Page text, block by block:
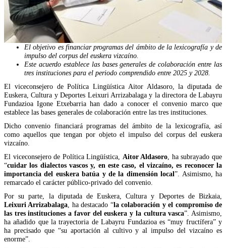
El objetivo es financiar programas del ámbito de la lexicografía y de
impulso del corpus del euskera vizcaíno.
Este acuerdo establece las bases generales de colaboración entre las
tres instituciones para el periodo comprendido entre 2025 y 2028.
El viceconsejero de Política Lingüística Aitor Aldasoro, la diputada de
Euskera, Cultura y Deportes Leixuri Arrizabalaga y la directora de Labayru
Fundazioa Igone Etxebarria han dado a conocer el convenio marco que
establece las bases generales de colaboración entre las tres instituciones.
Dicho convenio financiará programas del ámbito de la lexicografía, así
como aquellos que tengan por objeto el impulso del corpus del euskera
vizcaíno.
El viceconsejero de Política Lingüística, Aitor Aldasoro , ha subrayado que
“cuidar los dialectos vascos y, en este caso, el vizcaíno, es reconocer la
importancia del euskera batúa y de la dimensión local”. Asimismo, ha
remarcado el carácter público-privado del convenio.
Por su parte, la diputada de Euskera, Cultura y Deportes de Bizkaia,
Leixuri Arrizabalaga , ha destacado “la colaboración y el compromiso de
las tres instituciones a favor del euskera y la cultura vasca”. Asimismo,
ha añadido que la trayectoria de Labayru Fundazioa es “muy fructífera” y
ha precisado que “su aportación al cultivo y al impulso del vizcaíno es
enorme”.